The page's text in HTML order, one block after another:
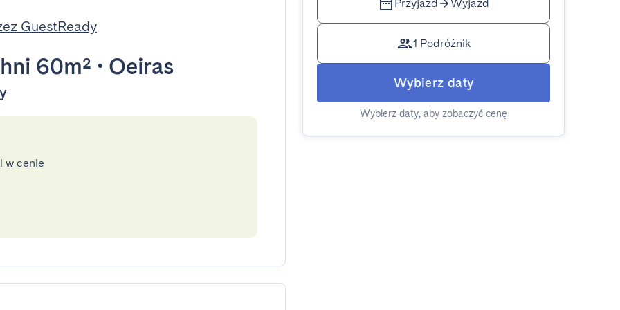
GuestReady
60m² • Oeiras
w cenie
Przyjazd Wyjazd
1 Podróżnik
Wybierz daty
Wybierz daty, aby zobaczyć cenę